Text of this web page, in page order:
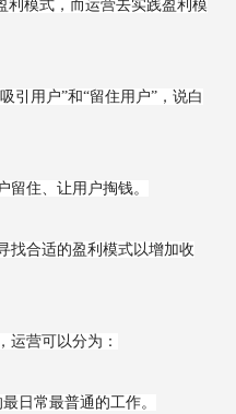
利模式，而运营去实践盈利模
引用户”和“留住用户”，说白
留住、让用户掏钱。
找合适的盈利模式以增加收
运营可以分为：
日常最普通的工作。